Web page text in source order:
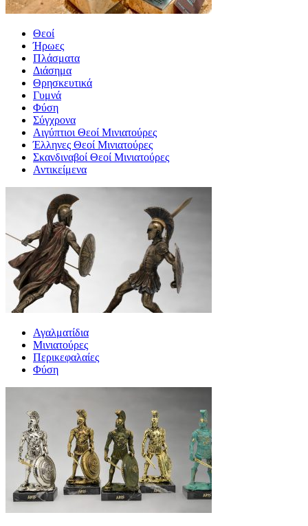
Θεοί
Ήρωες
Πλάσματα
Διάσημα
Θρησκευτικά
Γυμνά
Φύση
Σύγχρονα
Αιγύπτιοι Θεοί Μινιατούρες
Έλληνες Θεοί Μινιατούρες
Σκανδιναβοί Θεοί Μινιατούρες
Αντικείμενα
Αγαλματίδια
Μινιατούρες
Περικεφαλαίες
Φύση